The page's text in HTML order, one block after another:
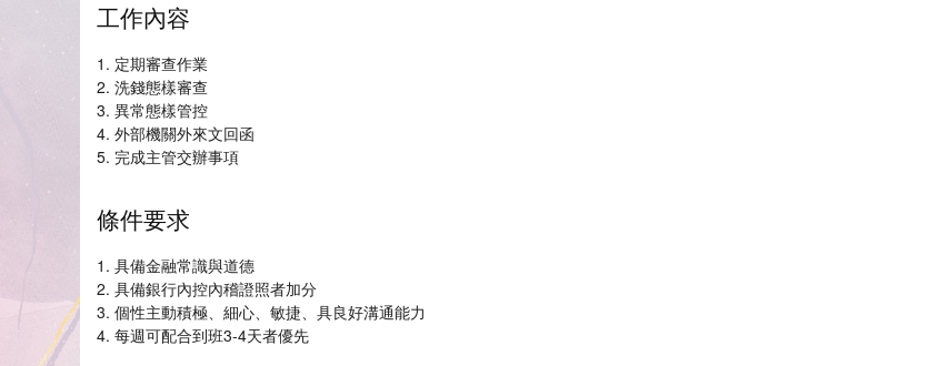
工作內容
1. 定期審查作業
2. 洗錢態樣審查
3. 異常態樣管控
4. 外部機關外來文回函
5. 完成主管交辦事項
條件要求
1. 具備金融常識與道德
2. 具備銀行內控內稽證照者加分
3. 個性主動積極、細心、敏捷、具良好溝通能力
4. 每週可配合到班3-4天者優先